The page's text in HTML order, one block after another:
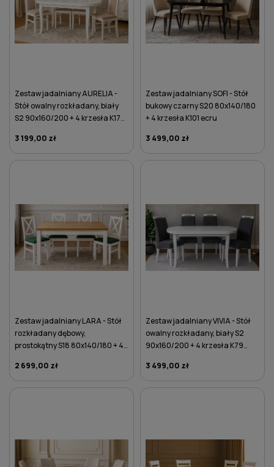
Zestaw jadalniany AURELIA -
Stół owalny rozkładany, biały
S2 90x160/200 + 4 krzesła K17
3 199,00 zł
Zestaw jadalniany SOFI - Stół
bukowy czarny S20 80x140/180
+ 4 krzesła K101 ecru
3 499,00 zł
Zestaw jadalniany LARA - Stół
rozkładany dębowy,
prostokątny S18 80x140/180 + 4
2 699,00 zł
Zestaw jadalniany VIVIA - Stół
owalny rozkładany, biały S2
90x160/200 + 4 krzesła K79
3 499,00 zł